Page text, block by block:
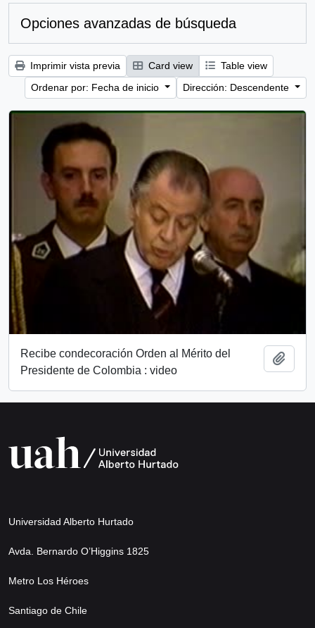
Opciones avanzadas de búsqueda
Imprimir vista previa Card view
Table view
Ordenar por: Fecha de inicio
Dirección: Descendente
Recibe condecoración Orden al Mérito del
Presidente de Colombia : video
Universidad Alberto Hurtado
Avda. Bernardo O’Higgins 1825
Metro Los Héroes
Santiago de Chile